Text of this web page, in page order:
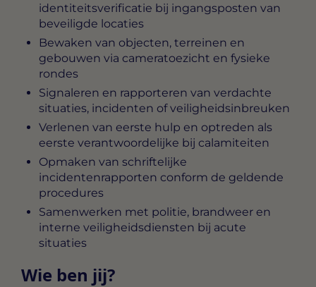
identiteitsverificatie bij ingangsposten van
beveiligde locaties
Bewaken van objecten, terreinen en
gebouwen via cameratoezicht en fysieke
rondes
Signaleren en rapporteren van verdachte
situaties, incidenten of veiligheidsinbreuken
Verlenen van eerste hulp en optreden als
eerste verantwoordelijke bij calamiteiten
Opmaken van schriftelijke
incidentenrapporten conform de geldende
procedures
Samenwerken met politie, brandweer en
interne veiligheidsdiensten bij acute
situaties
Wie ben jij?